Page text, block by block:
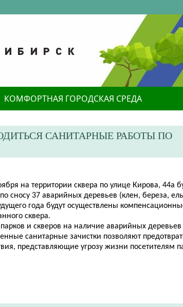
КОМФОРТНАЯ ГОРОДСКАЯ СРЕДА
САНИТАРНЫЕ РАБОТЫ ПО
на территории сквера по улице Кирова, 44а
сносу 37 аварийных деревьев (клен, береза,
года будут осуществлены
сквера.
и скверов на наличие аварийных деревьев
санитарные зачистки позволяют
представляющие угрозу жизни посетителям